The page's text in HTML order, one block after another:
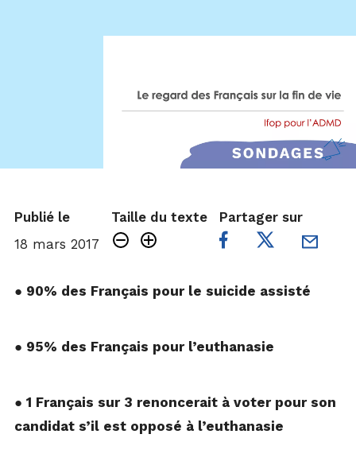
Publié le
18 mars 2017
Taille du texte Partager sur
● 90% des Français pour le suicide assisté
● 95% des Français pour l’euthanasie
● 1 Français sur 3 renoncerait à voter pour son
candidat s’il est opposé à l’euthanasie